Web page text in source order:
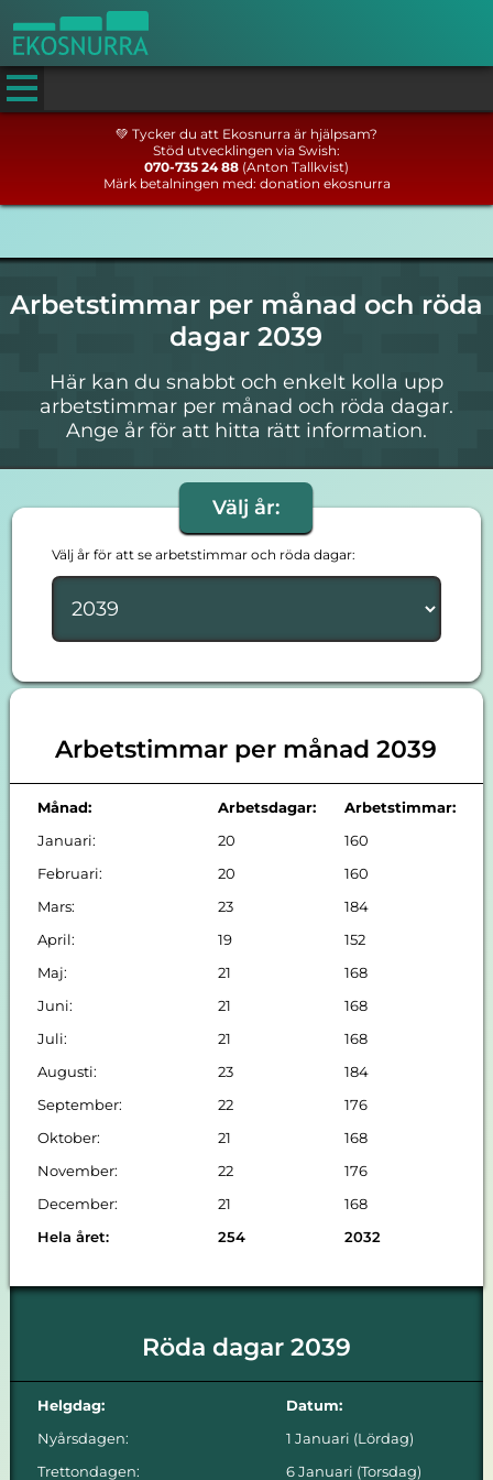
💚 Tycker du att Ekosnurra är hjälpsam?
Stöd utvecklingen via Swish:
070-735 24 88 (Anton Tallkvist)
Märk betalningen med: donation ekosnurra
Arbetstimmar per månad och röda
dagar 2039
Här kan du snabbt och enkelt kolla upp
arbetstimmar per månad och röda dagar.
Ange år för att hitta rätt information.
Välj år:
Välj år för att se arbetstimmar och röda dagar:
Arbetstimmar per månad 2039
Månad: Arbetsdagar:
Arbetstimmar:
Januari:
20
160
Februari:
20
160
Mars:
23
184
April:
19
152
Maj:
21
168
Juni:
21
168
Juli:
21
168
Augusti:
23
184
September:
22
176
Oktober:
21
168
November:
22
176
December:
21
168
Hela året:
254 2032
Röda dagar 2039
Helgdag:
Datum:
Nyårsdagen:
1 Januari (Lördag)
Trettondagen:
6 Januari (Torsdag)